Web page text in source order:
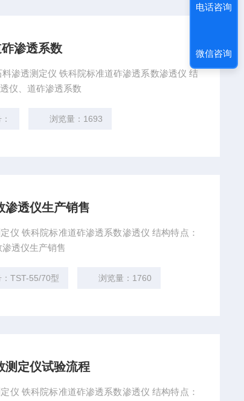
渗透系数
系数渗透仪、道砟渗透系数
浏览量：1693
渗透仪生产销售
数渗透仪生产销售
TST-55/70型 浏览量：1760
测定仪试验流程
电话咨询
微信咨询